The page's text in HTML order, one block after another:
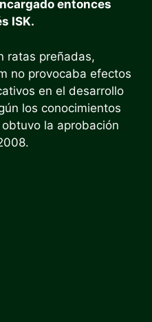
entonces
ISK.
ratas preñadas,
no provocaba efectos
en el desarrollo
los conocimientos
la aprobación